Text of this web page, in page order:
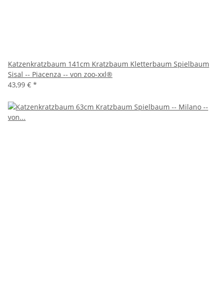
Katzenkratzbaum 141cm Kratzbaum Kletterbaum Spielbaum
Sisal -- Piacenza -- von zoo-xxl®
43,99 € *